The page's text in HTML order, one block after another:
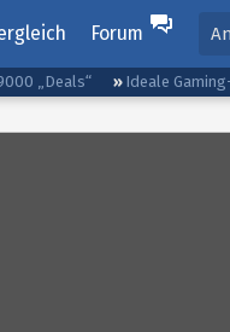
Forum
„Deals“ Ideale